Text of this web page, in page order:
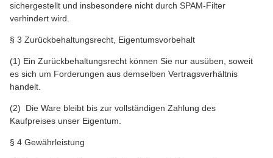
sichergestellt und insbesondere nicht durch SPAM-Filter
verhindert wird.
§ 3 Zurückbehaltungsrecht, Eigentumsvorbehalt
(1) Ein Zurückbehaltungsrecht können Sie nur ausüben, soweit
es sich um Forderungen aus demselben Vertragsverhältnis
handelt.
(2) Die Ware bleibt bis zur vollständigen Zahlung des
Kaufpreises unser Eigentum.
§ 4 Gewährleistung